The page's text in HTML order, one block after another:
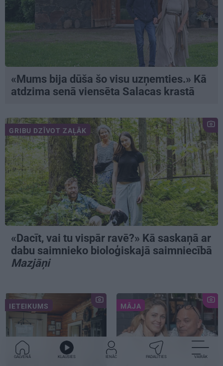
«Mums bija dūša šo visu uzņemties.» Kā
atdzima senā viensēta Salacas krastā
GRIBU DZĪVOT ZAĻĀK
«Dacīt, vai tu vispār ravē?» Kā saskaņā ar
dabu saimnieko bioloģiskajā saimniecībā
Mazjāņi
IETEIKUMS MĀJA
GALVENĀ KLAUSIES IENĀC PADALĪTIES VAIRĀK